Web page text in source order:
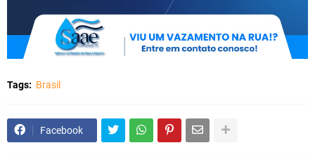
Tags: Brasil
Facebook